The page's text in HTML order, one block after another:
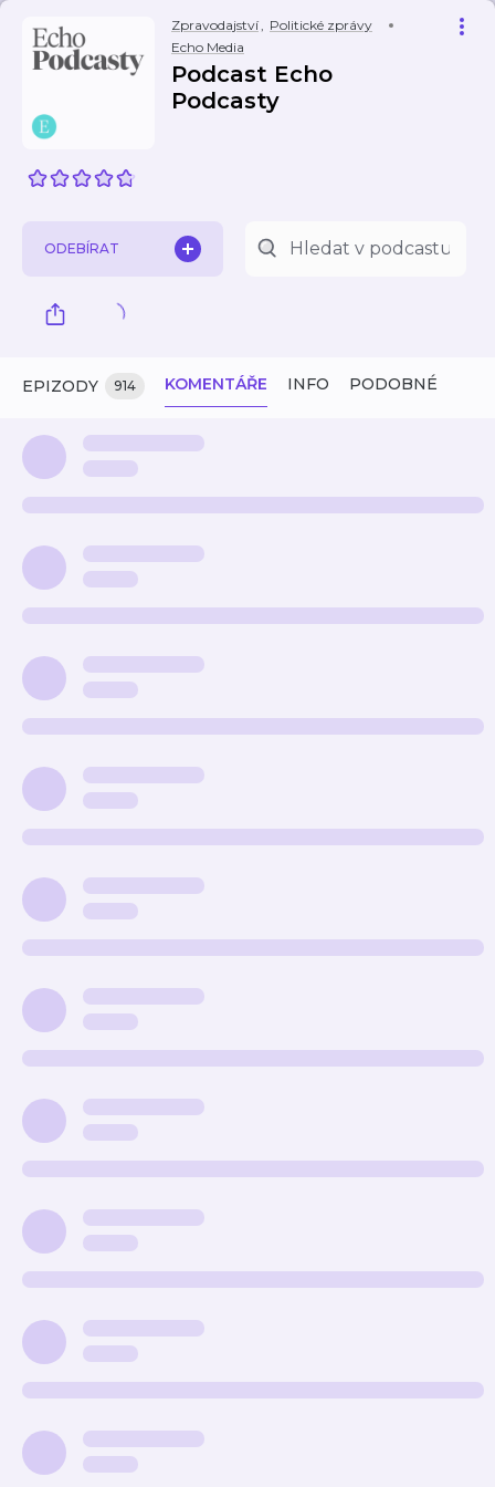
Zpravodajství, Politické zprávy
Echo Media
Podcast Echo
Podcasty
ODEBÍRAT
EPIZODY 914 KOMENTÁŘE INFO PODOBNÉ